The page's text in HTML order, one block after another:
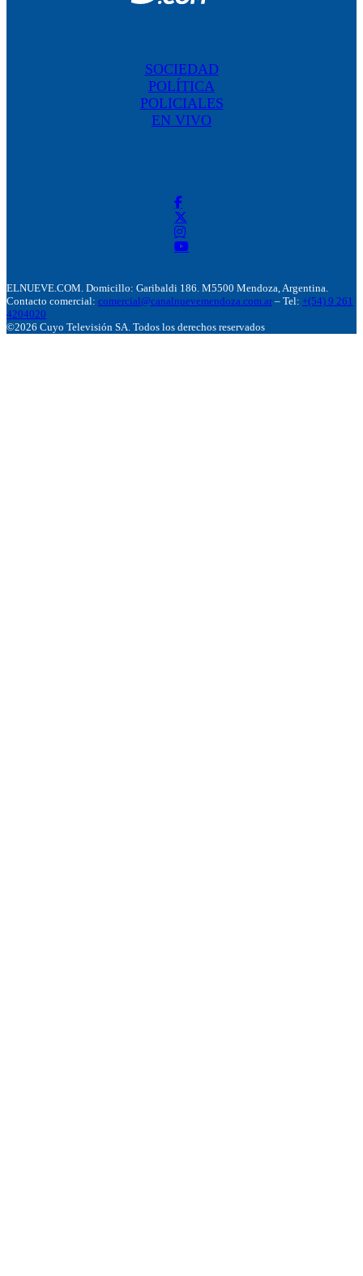
SOCIEDAD
POLÍTICA
POLICIALES
EN VIVO
ELNUEVE.COM. Domicillo: Garibaldi 186. M5500 Mendoza, Argentina.
Contacto comercial: comercial@canalnuevemendoza.com.ar – Tel: +(54) 9 261
4204020
©2026 Cuyo Televisión SA. Todos los derechos reservados